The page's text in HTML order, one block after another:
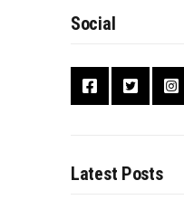
Social
Latest Posts